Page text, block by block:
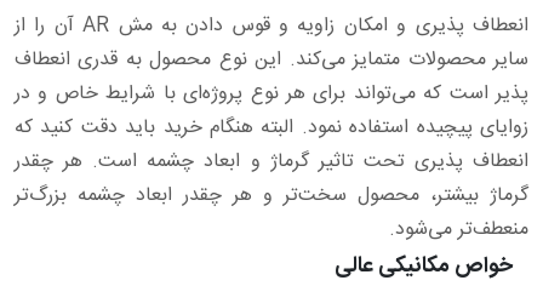
انعطاف پذیری و امکان زاویه و قوس دادن به مش AR آن را از
سایر محصولات متمایز می‌کند. این نوع محصول به قدری انعطاف
پذیر است که می‌تواند برای هر نوع پروژه‌ای با شرایط خاص و در
زوایای پیچیده استفاده نمود. البته هنگام خرید باید دقت کنید که
انعطاف پذیری تحت تاثیر گرماژ و ابعاد چشمه است. هر چقدر
گرماژ بیشتر، محصول سخت‌تر و هر چقدر ابعاد چشمه بزرگ‌تر
منعطف‌تر می‌شود.
خواص مکانیکی عالی